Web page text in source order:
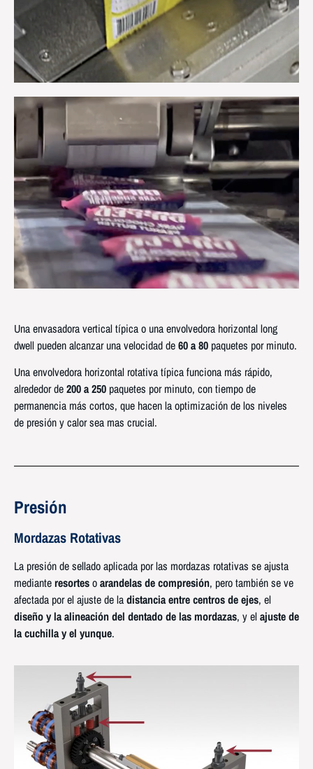
Una envasadora vertical típica o una envolvedora horizontal long
dwell pueden alcanzar una velocidad de60 a 80 paquetes por minuto.
Una envolvedora horizontal rotativa típica funciona más rápido,
alrededor de200 a 250 paquetes por minuto, con tiempo de
permanencia más cortos, que hacen la optimización de los niveles
de presión y calor sea mas crucial.
Presión
Mordazas Rotativas
La presión de sellado aplicada por las mordazas rotativas se ajusta
medianteresortesoarandelas de compresión, pero también se ve
afectada por el ajuste de ladistancia entre centros de ejes, el
diseño y la alineación del dentado de las mordazas, y elajuste de
la cuchilla y el yunque.